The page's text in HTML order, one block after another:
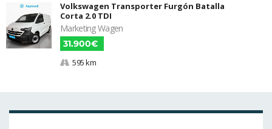
Volkswagen Transporter Furgón Batalla
Corta 2.0 TDI
Marketing Wagen
31.900€
595 km